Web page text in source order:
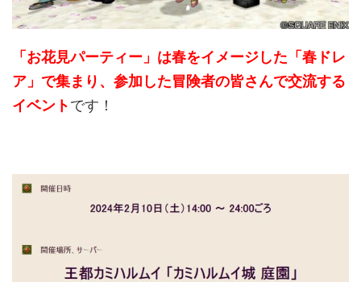
「お花見パーティー」は春をイメージした 「春ドレ
ア」 で集まり、参加した冒険者の皆さんで交流する
イベントです！